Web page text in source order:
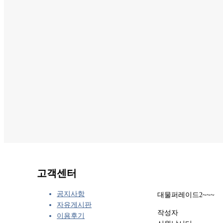
대물퍼레이드2~~~
작성자
고객센터
공지사항
자유게시판
이용후기